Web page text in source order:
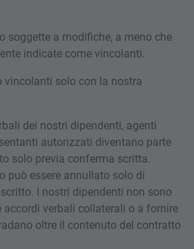
soggette a modifiche, a meno che
indicate come vincolanti.
vincolanti solo con la nostra
dei nostri dipendenti, agenti
autorizzati diventano parte
solo previa conferma scritta.
può essere annullato solo di
I nostri dipendenti non sono
verbali collaterali o a fornire
oltre il contenuto del contratto